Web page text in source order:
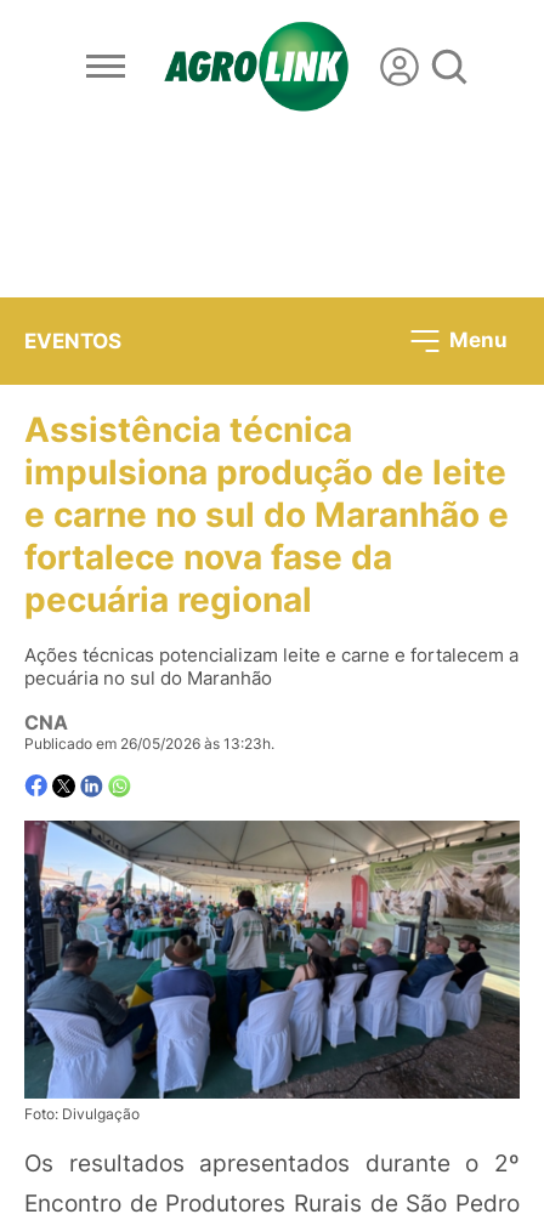
EVENTOS Menu
Assistência técnica
impulsiona produção de leite
e carne no sul do Maranhão e
fortalece nova fase da
pecuária regional
Ações técnicas potencializam leite e carne e fortalecem a
pecuária no sul do Maranhão
CNA
Publicado em 26/05/2026 às 13:23h.
Foto: Divulgação
Os resultados apresentados durante o 2º
Encontro de Produtores Rurais de São Pedro